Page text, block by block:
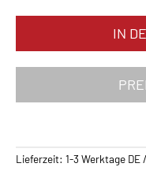
IN
Lieferzeit: 1-3 Werktage DE